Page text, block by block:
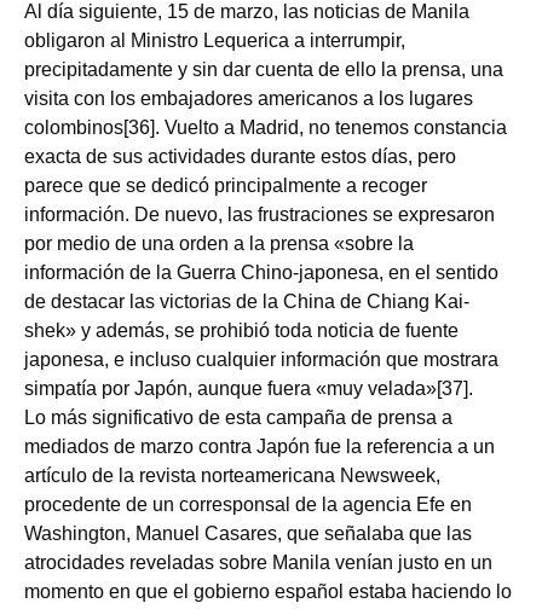
Al día siguiente, 15 de marzo, las noticias de Manila
obligaron al Ministro Lequerica a interrumpir,
precipitadamente y sin dar cuenta de ello la prensa, una
visita con los embajadores americanos a los lugares
colombinos[36]. Vuelto a Madrid, no tenemos constancia
exacta de sus actividades durante estos días, pero
parece que se dedicó principalmente a recoger
información. De nuevo, las frustraciones se expresaron
por medio de una orden a la prensa «sobre la
información de la Guerra Chino-japonesa, en el sentido
de destacar las victorias de la China de Chiang Kai-
shek» y además, se prohibió toda noticia de fuente
japonesa, e incluso cualquier información que mostrara
simpatía por Japón, aunque fuera «muy velada»[37].
Lo más significativo de esta campaña de prensa a
mediados de marzo contra Japón fue la referencia a un
artículo de la revista norteamericana Newsweek,
procedente de un corresponsal de la agencia Efe en
Washington, Manuel Casares, que señalaba que las
atrocidades reveladas sobre Manila venían justo en un
momento en que el gobierno español estaba haciendo lo